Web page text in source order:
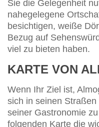
Sie die Gelegenheit
nahegelegene
besichtigen, weiße
Bezug auf
viel zu bieten haben.
KARTE VON
Wenn Ihr Ziel ist,
sich in seinen
seiner Gastronomie
folgenden Karte die